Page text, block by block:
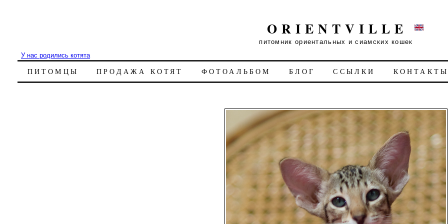
ORIENTVILLE
питомник ориентальных и сиамских кошек
У нас родились котята
ПИТОМЦЫ ПРОДАЖА КОТЯТ ФОТОАЛЬБОМ БЛОГ ССЫЛКИ КОНТАКТЫ